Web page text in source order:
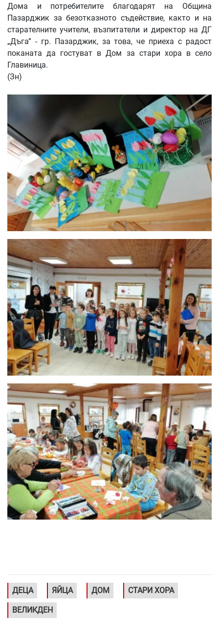
Дома и потребителите благодарят на Община
Пазарджик за безотказното съдействие, както и на
старателните учители, възпитатели и директор на ДГ
„Дъга” - гр. Пазарджик, за това, че приеха с радост
поканата да гостуват в Дом за стари хора в село
Главиница.
(Зн)
ДЕЦА ЯЙЦА ДОМ СТАРИ ХОРА
ВЕЛИКДЕН